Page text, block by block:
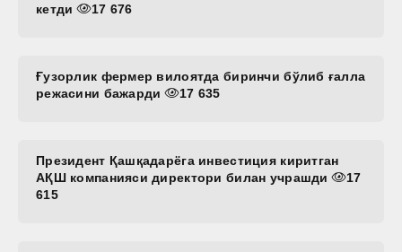
кетди
17 676
Ғузорлик фермер вилоятда биринчи бўлиб ғалла
режасини бажарди
17 635
Президент Қашқадарёга инвестиция киритган
АҚШ компанияси директори билан учрашди
17
615